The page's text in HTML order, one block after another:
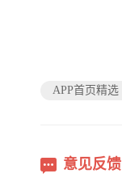
APP首页精选
意见反馈